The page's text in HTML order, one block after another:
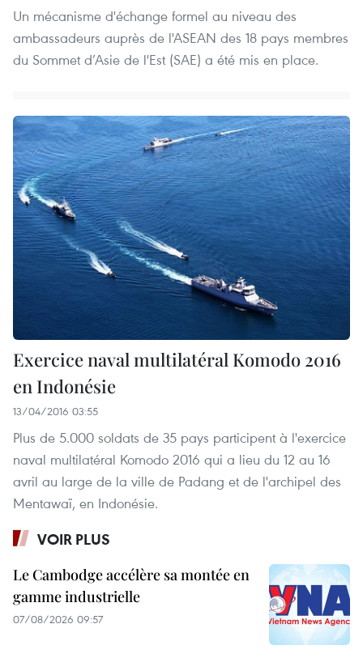
Un mécanisme d'échange formel au niveau des
ambassadeurs auprès de l'ASEAN des 18 pays membres
du Sommet d’Asie de l'Est (SAE) a été mis en place.
Exercice naval multilatéral Komodo 2016
en Indonésie
13/04/2016 03:55
Plus de 5.000 soldats de 35 pays participent à l'exercice
naval multilatéral Komodo 2016 qui a lieu du 12 au 16
avril au large de la ville de Padang et de l'archipel des
Mentawaï, en Indonésie.
VOIR PLUS
Le Cambodge accélère sa montée en
gamme industrielle
07/08/2026 09:57